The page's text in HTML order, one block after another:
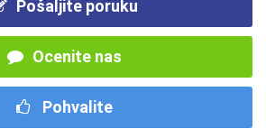
Pošaljite poruku
Ocenite nas
Pohvalite